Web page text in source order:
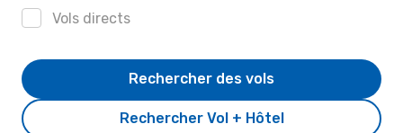
Vols directs
Rechercher Vol + Hôtel
Rechercher des vols